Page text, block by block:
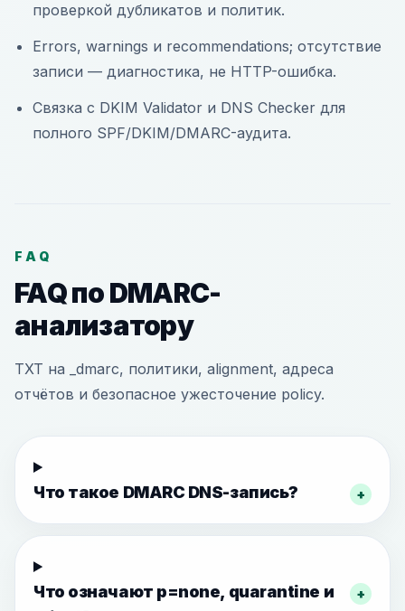
проверкой дубликатов и политик.
Errors, warnings и recommendations; отсутствие
записи — диагностика, не HTTP-ошибка.
Связка с DKIM Validator и DNS Checker для
полного SPF/DKIM/DMARC-аудита.
FAQ
FAQ по DMARC-
анализатору
TXT на _dmarc, политики, alignment, адреса
отчётов и безопасное ужесточение policy.
Что такое DMARC DNS-запись? +
Что означают p=none, quarantine и
+